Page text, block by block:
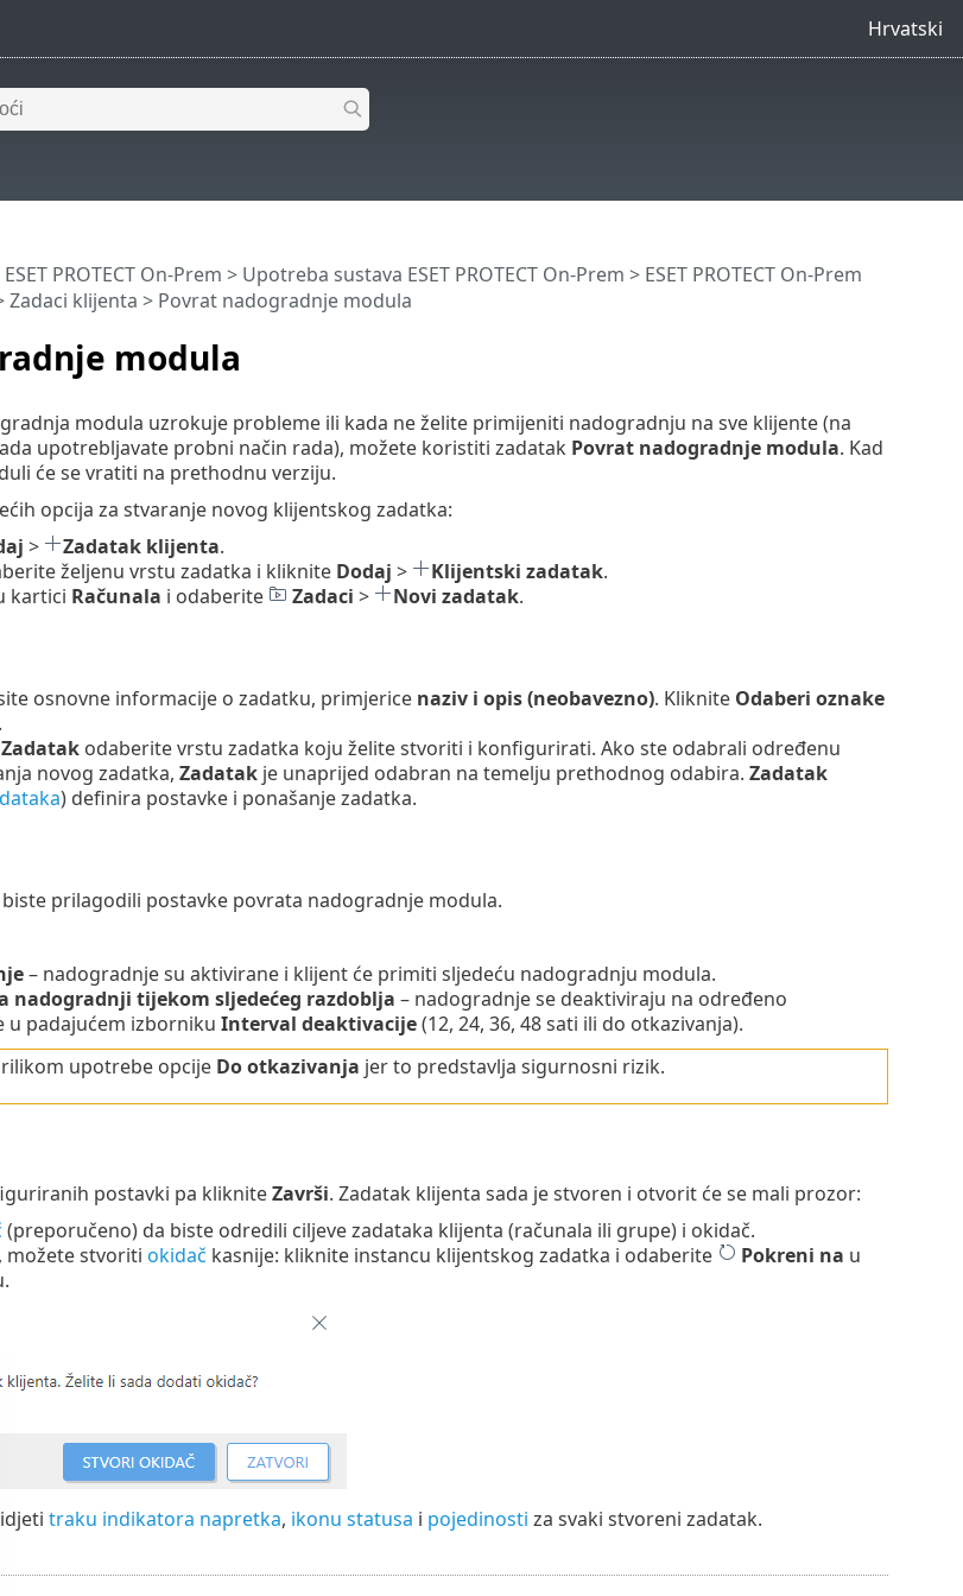
Hrvatski
modula
ESET PROTECT On-Prem > Upotreba sustava ESET PROTECT On-Prem > ESET PROTECT On-Prem
Zadaci klijenta > Povrat nadogradnje modula
modula uzrokuje probleme ili kada ne želite primijeniti nadogradnju na sve klijente (na
upotrebljavate probni način rada), možete koristiti zadatak Povrat nadogradnje modula. Kad
će se vratiti na prethodnu verziju.
opcija za stvaranje novog klijentskog zadatka:
> Zadatak klijenta.
željenu vrstu zadatka i kliknite Dodaj > Klijentski zadatak.
kartici Računala i odaberite Zadaci > Novi zadatak.
osnovne informacije o zadatku, primjerice naziv i opis (neobavezno). Kliknite Odaberi oznake
Zadatakodaberite vrstu zadatka koju želite stvoriti i konfigurirati. Ako ste odabrali određenu
novog zadatka, Zadatakje unaprijed odabran na temelju prethodnog odabira. Zadatak
) definira postavke i ponašanje zadatka.
prilagodili postavke povrata nadogradnje modula.
– nadogradnje su aktivirane i klijent će primiti sljedeću nadogradnju modula.
nadogradnji tijekom sljedećeg razdoblja – nadogradnje se deaktiviraju na određeno
u padajućem izborniku Interval deaktivacije(12, 24, 36, 48 sati ili do otkazivanja).
upotrebe opcije Do otkazivanja jer to predstavlja sigurnosni rizik.
postavki pa klikniteZavrši. Zadatak klijenta sada je stvoren i otvorit će se mali prozor:
(preporučeno) da biste odredili ciljeve zadataka klijenta (računala ili grupe) i okidač.
, možete stvoriti okidač kasnije: kliknite instancu klijentskog zadatka i odaberite Pokreni na u
traku indikatora napretka, ikonu statusa i pojedinosti za svaki stvoreni zadatak.